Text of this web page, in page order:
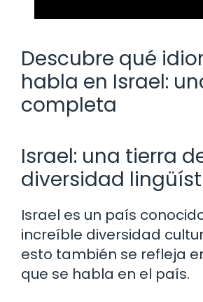
Descubre qué
habla en Israel:
completa
Israel: una tierra
diversidad
Israel es un país
increíble diversidad
esto también se refleja
que se habla en el país.